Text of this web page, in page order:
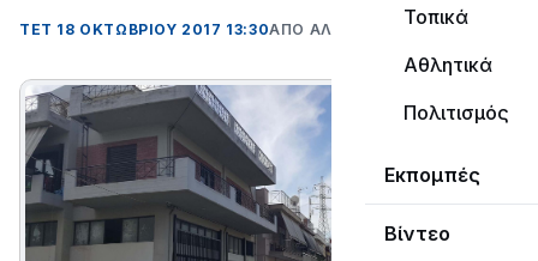
Τοπικά
Αθλητικά
Πολιτισμός
Εκπομπές
Βίντεο
ΤΕΤ 18 ΟΚΤΩΒΡΊΟΥ 2017 13:30ΑΠΌ ΑΛΈΞΑΝΔΡΟΣ ΚΟΓΚΌΛΗΣ